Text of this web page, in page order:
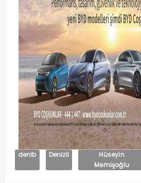
denib Denizli
Hüseyin
Memişoğlu